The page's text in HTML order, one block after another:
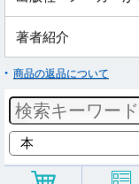
著者紹介
商品の返品について